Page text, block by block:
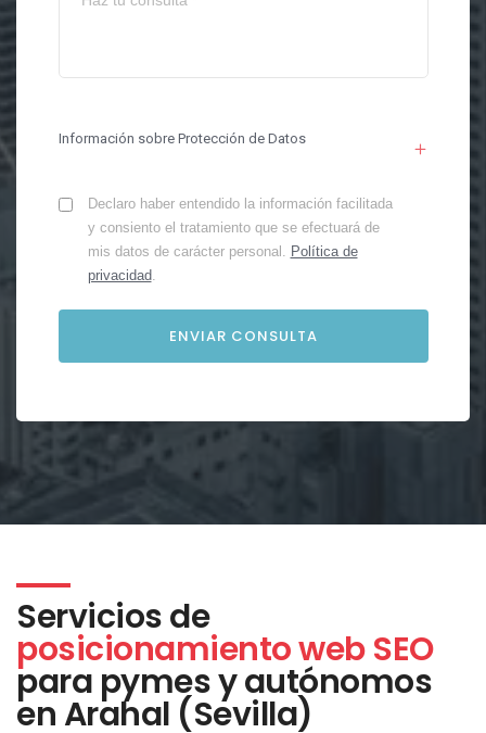
Información sobre Protección de Datos
Declaro haber entendido la información facilitada
y consiento el tratamiento que se efectuará de
mis datos de carácter personal. Política de
privacidad.
Servicios de
posicionamiento web SEO
para pymes y autónomos
en Arahal (Sevilla)